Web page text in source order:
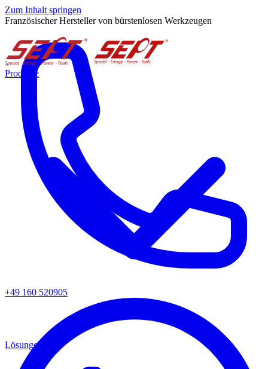
Zum Inhalt springen
Französischer Hersteller von bürstenlosen Werkzeugen
+49 160 520905
Produkte
Lösungen